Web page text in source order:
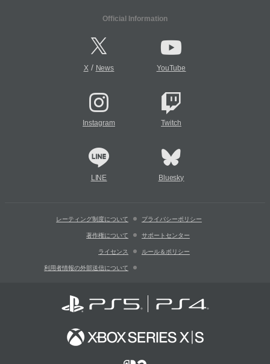
Official Information
X/ News YouTube
Instagram Twitch
LINE Bluesky
レーティング制度について プライバシーポリシー
著作権について サポートセンター
ライセンス ルール＆ポリシー
利用者情報の外部送信について